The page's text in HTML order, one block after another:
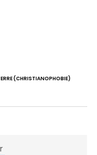
(CHRISTIANOPHOBIE)